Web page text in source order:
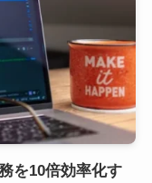
を10倍効率化す